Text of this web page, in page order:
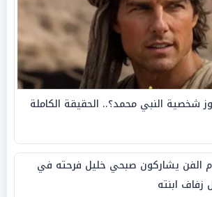
شخصية النبي محمد؟.. الحقيقة الكاملة
الفن يشاركون صبحي خليل فرحته في
زفاف ابنته